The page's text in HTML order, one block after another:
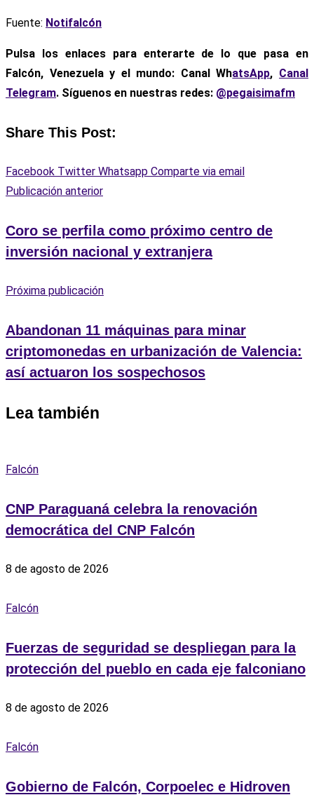
Fuente: Notifalcón
Pulsa los enlaces para enterarte de lo que pasa en
Falcón, Venezuela y el mundo: Canal WhatsApp, Canal
Telegram. Síguenos en nuestras redes: @pegaisimafm
Share This Post:
Facebook Twitter Whatsapp Comparte via email
Publicación anterior
Coro se perfila como próximo centro de
inversión nacional y extranjera
Próxima publicación
Abandonan 11 máquinas para minar
criptomonedas en urbanización de Valencia:
así actuaron los sospechosos
Lea también
Falcón
CNP Paraguaná celebra la renovación
democrática del CNP Falcón
8 de agosto de 2026
Falcón
Fuerzas de seguridad se despliegan para la
protección del pueblo en cada eje falconiano
8 de agosto de 2026
Falcón
Gobierno de Falcón, Corpoelec e Hidroven